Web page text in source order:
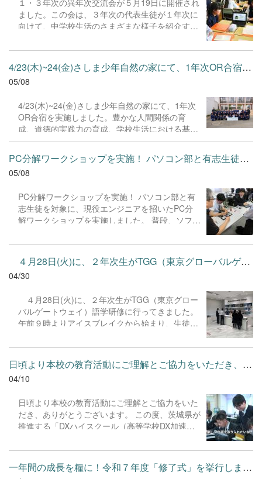
付き合い、今後の探究活動等で正しく利活用する
ためのリテラシー（態度や知識）を養う、大変有
意義な機会となりました。
ました。この会は、３年次の代表生徒が１年次に
向けて、中学校生活のさまざまな様子を紹介する
や探究活動、部活動などが紹介されました。さら
に、「１年次生のうちにやっておいた方が良いこ
と」など、先輩ならではの具体的なアドバイスも
送られました。 ３年次生はこの日のために、「ど
生懸命に考えて準備をしてきました。見やすいス
ライドを作成し、話し方にも工夫を凝らして堂々
と発表する姿が見られました。 迎える１年次生
も、先輩たちの話を一言も聞き漏らさないよう、
とても熱心に耳を傾けていました。事前に質問を
しっかり考えて臨むなど、意欲的な姿勢がとても
印象的でした。 ３年次生にとっては「伝える力」
次生にとってはこれからの学校生活への期待が膨
らむ時間になりました。双方の学年にとって、ま
さに「実りのある時間」となったようです。
4/23(木)~24(金)さしま少年自然の家にて、1年次OR合宿を実施しま...
05/08
4/23(木)~24(金)さしま少年自然の家にて、1年次
OR合宿を実施しました。豊かな人間関係の育
成、道徳的実践力の育成、学校生活における基
礎・基本の確立という目的のもと、集団生活を通
してたくさんの学びを得ることができました。
ASE活動や野外炊飯だけでなく、実行委員への協
力や部屋での役割遂行などの細やかな場面でも、
かった点も反省すべき点も、これからの学校生活
に生かしていきたいところです。ご協力いただき
ました皆様、誠にありがとうございました。今後
PC分解ワークショップを実施！ パソコン部と有志生徒を対象に、...
05/08
PC分解ワークショップを実施！ パソコン部と有
志生徒を対象に、現役エンジニアを招いたPC分
解ワークショップを実施しました。 普段、ソフト
ですが、今回は趣向を変えてハードウェアの世界
へ。精密な内部構造を実際に目で見て触れること
で、「中身はどうなっているのか？」という知的
好奇心を刺激するのが狙いです。エンジニアの方
ひとつ丁寧に分解していく姿が印象的でした。目
に見えないプログラムを支える「物理的な仕組
み」への理解が深まった、貴重な体験となりまし
４月28日(火)に、２年次生がTGG（東京グローバルゲートウェイ）...
04/30
４月28日(火)に、２年次生がTGG（東京グロー
バルゲートウェイ）語学研修に行ってきました。
午前９時よりアイスブレイクから始まり、生徒８
した。研修を終えた生徒の感想では、「普段の学
校生活では経験できないことを経験できて良かっ
た」、「楽しく活動できた！」、「英語表現でた
くさんのことを学べました」などの発言が聞か
年２月に再度訪れて、一年間の学びの成果を発揮
する予定です。
日頃より本校の教育活動にご理解とご協力をいただき、ありがとう...
04/10
日頃より本校の教育活動にご理解とご協力をいた
だき、ありがとうございます。 この度、茨城県が
推進する「DXハイスクール（高等学校DX加速化
して紹介されました。また、本校生徒が出場した
「DIGITAL YOUTH EXPO 2025」のダイジェスト
映像もあわせて公開されています。 生徒たちがデ
一年間の成長を糧に！令和７年度「修了式」を挙行しました。 本...